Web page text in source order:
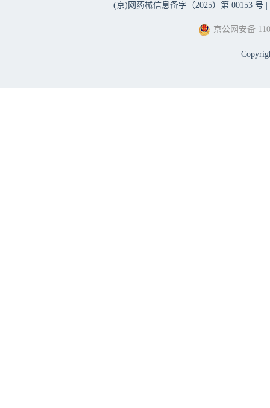
(京)网药械信息备字（2025）第 00153 号 |
京公网安备